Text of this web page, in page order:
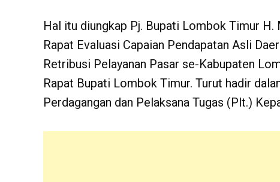
Hal itu diungkap Pj. Bupati Lombok Timur
Rapat Evaluasi Capaian Pendapatan Asli
Retribusi Pelayanan Pasar se-Kabupaten
Rapat Bupati Lombok Timur. Turut hadir
Perdagangan dan Pelaksana Tugas (Plt.)